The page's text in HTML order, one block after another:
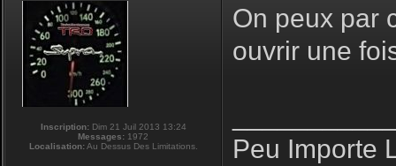
Inscription:Dim 21 Juil 2013 13:24
Messages: 1972
Localisation:Au Dessus Des Limitations.
On peux par
ouvrir une
Peu Importe